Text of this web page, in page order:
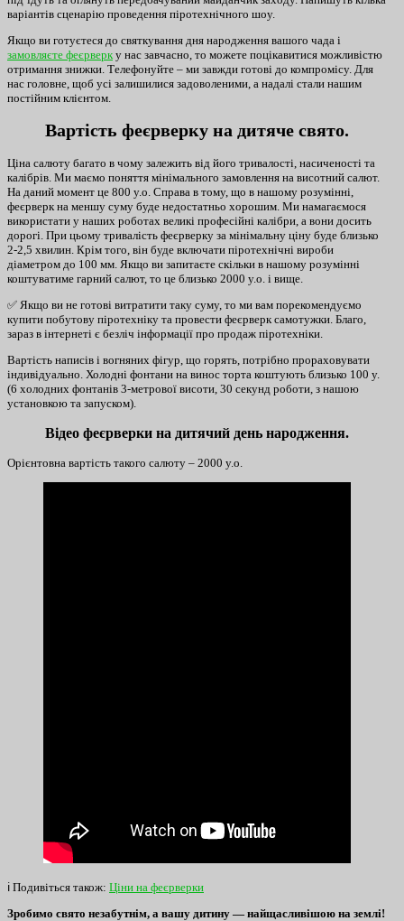
варіантів сценарію проведення піротехнічного шоу.
Якщо ви готуєтеся до святкування дня народження вашого чада і
замовляєте феєрверк у нас завчасно, то можете поцікавитися можливістю
отримання знижки. Телефонуйте – ми завжди готові до компромісу. Для
нас головне, щоб усі залишилися задоволеними, а надалі стали нашим
постійним клієнтом.
Вартість феєрверку на дитяче свято.
Ціна салюту багато в чому залежить від його тривалості, насиченості та
калібрів. Ми маємо поняття мінімального замовлення на висотний салют.
На даний момент це 800 у.о. Справа в тому, що в нашому розумінні,
феєрверк на меншу суму буде недостатньо хорошим. Ми намагаємося
використати у наших роботах великі професійні калібри, а вони досить
дорогі. При цьому тривалість феєрверку за мінімальну ціну буде близько
2-2,5 хвилин. Крім того, він буде включати піротехнічні вироби
діаметром до 100 мм. Якщо ви запитаєте скільки в нашому розумінні
коштуватиме гарний салют, то це близько 2000 у.о. і вище.
✅ Якщо ви не готові витратити таку суму, то ми вам порекомендуємо
купити побутову піротехніку та провести феєрверк самотужки. Благо,
зараз в інтернеті є безліч інформації про продаж піротехніки.
Вартість написів і вогняних фігур, що горять, потрібно прораховувати
індивідуально. Холодні фонтани на винос торта коштують близько 100 у.
(6 холодних фонтанів 3-метрової висоти, 30 секунд роботи, з нашою
установкою та запуском).
Відео феєрверки на дитячий день народження.
Орієнтовна вартість такого салюту – 2000 у.о.
ℹ️ Подивіться також: Ціни на феєрверки
Зробимо свято незабутнім, а вашу дитину — найщасливішою на землі!